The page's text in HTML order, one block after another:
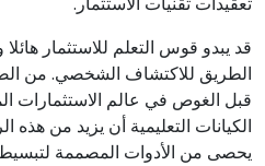
قد يبدو قوس التعلم للاستثمار
الطريق للاكتشاف الشخصي. من
قبل الغوص في عالم الاستثمارات
الكيانات التعليمية أن يزيد من هذه
يحصى من الأدوات المصممة لتبسيط